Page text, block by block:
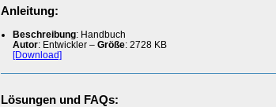
Anleitung:
Beschreibung: Handbuch
Autor: Entwickler – Größe: 2728 KB
[Download]
Lösungen und FAQs: